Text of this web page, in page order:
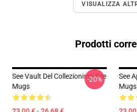
VISUALIZZA
Prodotti
See Vault Del Collezionista See
Mugs
-20%
See
Mugs